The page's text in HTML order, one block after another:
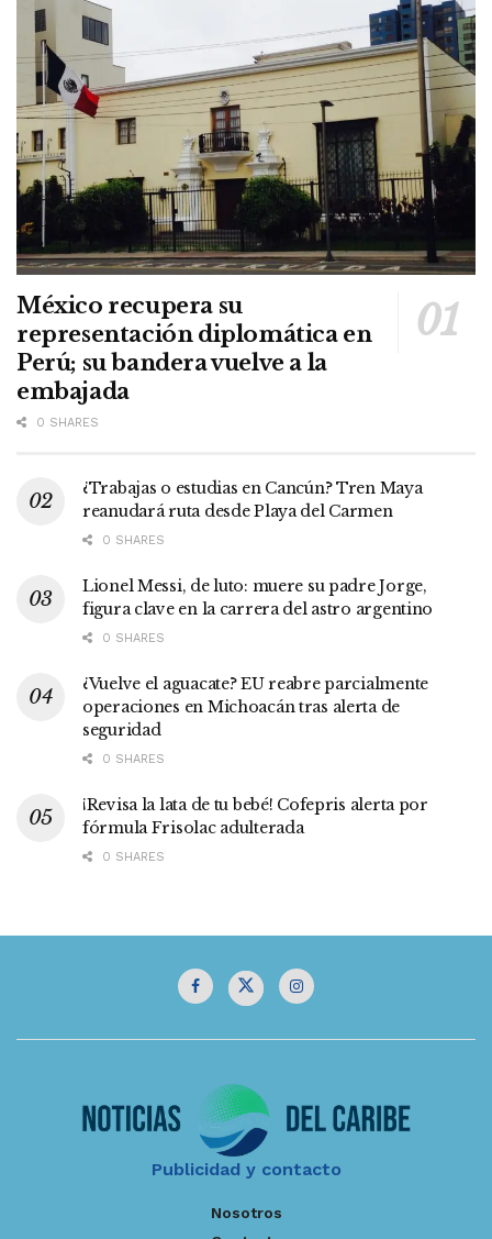
México recupera su
representación diplomática en
Perú; su bandera vuelve a la
embajada
0 SHARES
¿Trabajas o estudias en Cancún? Tren Maya
reanudará ruta desde Playa del Carmen
0 SHARES
Lionel Messi, de luto: muere su padre Jorge,
figura clave en la carrera del astro argentino
0 SHARES
¿Vuelve el aguacate? EU reabre parcialmente
operaciones en Michoacán tras alerta de
seguridad
0 SHARES
¡Revisa la lata de tu bebé! Cofepris alerta por
fórmula Frisolac adulterada
0 SHARES
Publicidad y contacto
Nosotros